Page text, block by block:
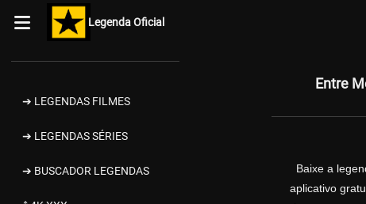
Legenda Oficial
➔ LEGENDAS FILMES
➔ LEGENDAS SÉRIES
➔ BUSCADOR LEGENDAS
Entre
Baixe a
aplicativo